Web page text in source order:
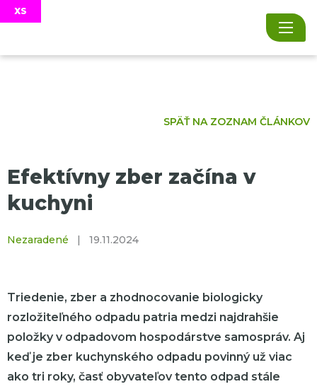
SPÄŤ NA ZOZNAM ČLÁNKOV
Efektívny zber začína v
kuchyni
Nezaradené 19.11.2024
Triedenie, zber a zhodnocovanie biologicky
rozložiteľného odpadu patria medzi najdrahšie
položky v odpadovom hospodárstve samospráv. Aj
keď je zber kuchynského odpadu povinný už viac
ako tri roky, časť obyvateľov tento odpad stále